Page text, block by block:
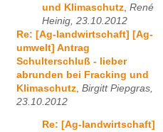
und Klimaschutz René
Heinig, 23.10.2012
Re: [Ag-landwirtschaft] [Ag-
umwelt] Antrag
Schulterschluß - lieber
abrunden bei Fracking und
Klimaschutz Birgitt Piepgras,
23.10.2012
Re: [Ag-landwirtschaft]